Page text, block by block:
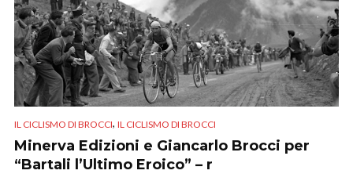
IL CICLISMO DI BROCCI, IL CICLISMO DI BROCCI
Minerva Edizioni e Giancarlo Brocci per
“Bartali l’Ultimo Eroico” – r